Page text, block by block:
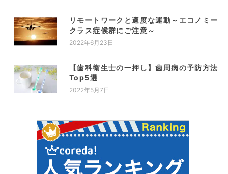
リモートワークと適度な運動～エコノミー
クラス症候群にご注意～
2022年6月23日
【歯科衛生士の一押し】歯周病の予防方法
Top5選
2022年5月7日